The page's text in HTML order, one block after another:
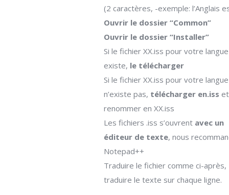
(2 caractères, -exemple: l’Anglais
Ouvrir le dossier “Common”
Ouvrir le dossier “Installer”
Si le fichier XX.iss pour votre langue
existe, le télécharger
Si le fichier XX.iss pour votre langue
n’existe pas, télécharger en.iss
renommer en XX.iss
Les fichiers .iss s’ouvrent avec un
éditeur de texte, nous
Notepad++
Traduire le fichier comme ci-après,
traduire le texte sur chaque ligne.